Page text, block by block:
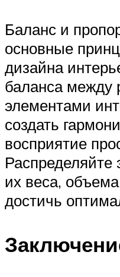
Баланс и
основные
дизайна
баланса между
элементами
создать
восприятие
Распределяйте
их веса,
достичь